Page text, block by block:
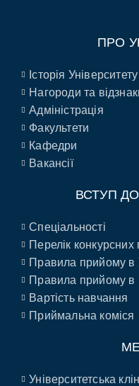
ПРО
Історія Університету
Нагороди та
Адміністрація
Факультети
Кафедри
Вакансії
ВСТУП
Спеціальності
Перелік конкурсних
Правила прийому в
Правила прийому в
Вартість навчання
Приймальна коміся
Університетська